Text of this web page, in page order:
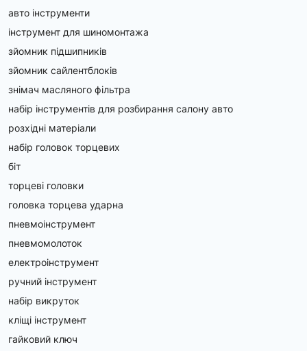
авто інструменти
інструмент для шиномонтажа
зйомник підшипників
зйомник сайлентблоків
знімач масляного фільтра
набір інструментів для розбирання салону авто
розхідні матеріали
набір головок торцевих
біт
торцеві головки
головка торцева ударна
пневмоінструмент
пневмомолоток
електроінструмент
ручний інструмент
набір викруток
кліщі інструмент
гайковий ключ